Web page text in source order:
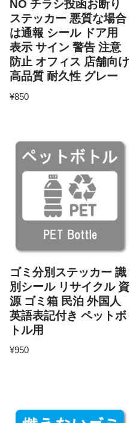
NO チラシ投函お断り
ステッカー 悪質な場合
は通報 シール ドア用
表示 サイン 警告 注意
防止 オフィス 店舗向け
高品質 耐久性 グレー
¥850
ゴミ分別ステッカー 識
別シール リサイクル 資
源 ゴミ箱 民泊 外国人
英語表記付き ペットボ
トル用
¥950